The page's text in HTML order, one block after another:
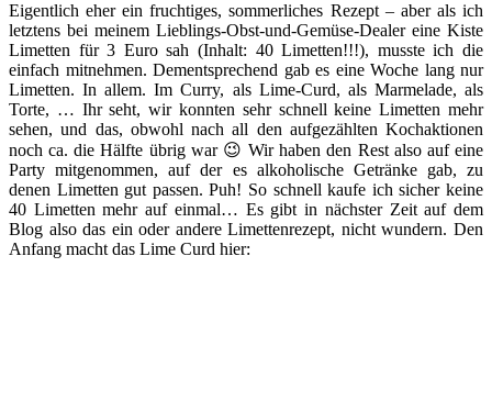
Eigentlich eher ein fruchtiges, sommerliches Rezept – aber als ich
letztens bei meinem Lieblings-Obst-und-Gemüse-Dealer eine Kiste
Limetten für 3 Euro sah (Inhalt: 40 Limetten!!!), musste ich die
einfach mitnehmen. Dementsprechend gab es eine Woche lang nur
Limetten. In allem. Im Curry, als Lime-Curd, als Marmelade, als
Torte, … Ihr seht, wir konnten sehr schnell keine Limetten mehr
sehen, und das, obwohl nach all den aufgezählten Kochaktionen
noch ca. die Hälfte übrig war 😉 Wir haben den Rest also auf eine
Party mitgenommen, auf der es alkoholische Getränke gab, zu
denen Limetten gut passen. Puh! So schnell kaufe ich sicher keine
40 Limetten mehr auf einmal… Es gibt in nächster Zeit auf dem
Blog also das ein oder andere Limettenrezept, nicht wundern. Den
Anfang macht das Lime Curd hier: